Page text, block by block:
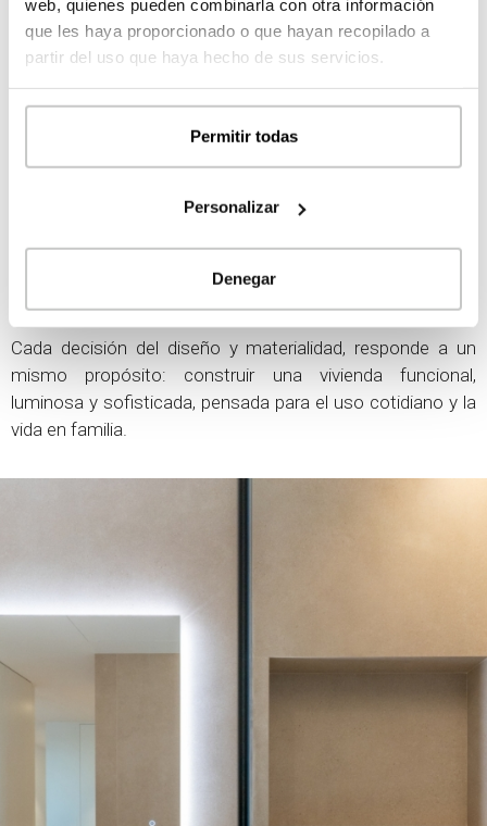
web, quienes pueden combinarla con otra información
que les haya proporcionado o que hayan recopilado a
partir del uso que haya hecho de sus servicios.
Permitir todas
Personalizar
Denegar
El interior de la vivienda refleja una cuidada selección de
apuesta por la calidad, la durabilidad y la coherencia
Predominan las maderas claras en formato de listones y
panelados, que aportan calidez y luminosidad a los
gran formato que recorren las estancias de suelo a techo,
reforzando la continuidad visual y la sensación de
amplitud.
Cada decisión del diseño y materialidad, responde a un
mismo propósito: construir una vivienda funcional,
luminosa y sofisticada, pensada para el uso cotidiano y la
vida en familia.